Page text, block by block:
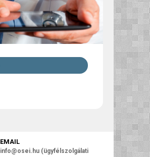
EMAIL
info@osei.hu (ügyfélszolgálati